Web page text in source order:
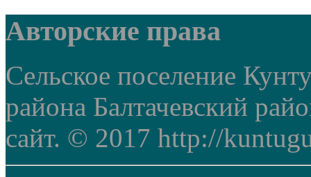
Авторские права
Сельское поселение
района Балтачевский
сайт. © 2017 http://